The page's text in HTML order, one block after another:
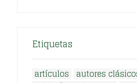
Etiquetas
artículos
autores